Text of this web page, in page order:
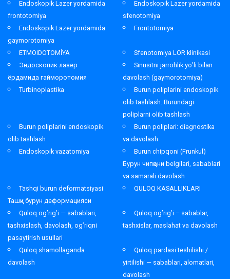
Endoskopik Lazer yordamida
frontotomiya
Endoskopik Lazer yordamida
sfenotomiya
Endoskopik Lazer yordamida
gaymorotomiya
Frontotomiya
ETMOIDOTOMİYA
Sfenotomiya LOR klinikasi
Эндоскопик лазер
ёрдамида гайморотомия
Sinusitni jarrohlik yo’li bilan
davolash (gaymorotomiya)
Turbinoplastika
Burun poliplarini endoskopik
olib tashlash. Burundagi
poliplarni olib tashlash
Burun poliplarini endoskopik
olib tashlash
Burun poliplari: diagnostika
va davolash
Endoskopik vazatomiya
Burun chipqoni (Frunkul)
Бурун чипқони belgilari, sabablari
va samarali davolash
Tashqi burun deformatsiyasi
Ташқи бурун деформацияси
QULOQ KASALLIKLARI
Quloq og’rig’i — sabablari,
tashxislash, davolash, og’riqni
pasaytirish usullari
Quloq og’rig’i – sabablar,
tashxislar, maslahat va davolash
Quloq shamollaganda
davolash
Quloq pardasi teshilishi /
yirtilishi — sabablari, alomatlari,
davolash